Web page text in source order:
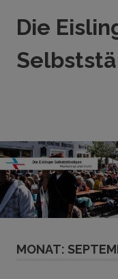
InhaltDie
in
Hande,
Handwerk
und
Dienstleistung
MONAT: